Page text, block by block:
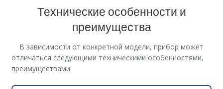
Технические особенности и
преимущества
В зависимости от конкретной модели, прибор может
отличаться следующими техническими особенностями,
преимуществами: